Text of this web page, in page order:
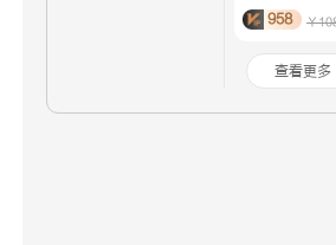
聘43人-笔试在
958 ￥
查看更多